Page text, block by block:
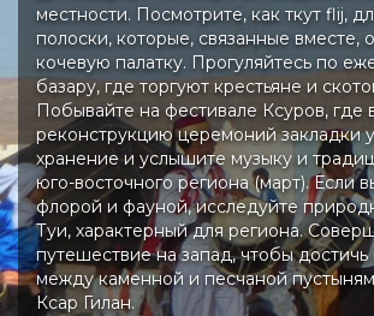
местности. Посмотрите, как ткут flij,
полоски, которые, связанные вместе,
кочевую палатку. Прогуляйтесь по
базару, где торгуют крестьяне и
Побывайте на фестивале Ксуров, где
реконструкцию церемоний закладки
хранение и услышите музыку и
юго-восточного региона (март). Если
флорой и фауной, исследуйте
Туи, характерный для региона.
путешествие на запад, чтобы достичь
между каменной и песчаной
Ксар Гилан.